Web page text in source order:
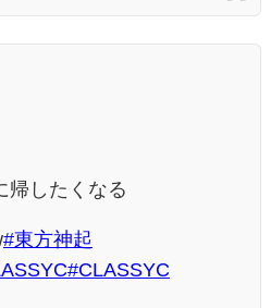
したくなる
#東方神起
#CLASSYC